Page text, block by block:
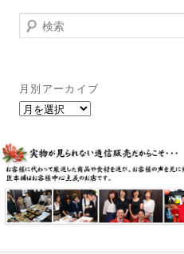
検
索
月別アーカイブ
月
ー
カ
イ
ブ